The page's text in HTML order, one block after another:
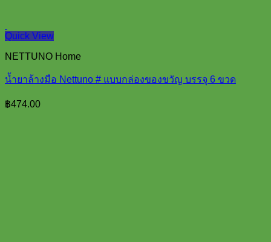
Quick View
NETTUNO Home
น้ำยาล้างมือ Nettuno # แบบกล่องของขวัญ บรรจุ 6 ขวด
฿474.00